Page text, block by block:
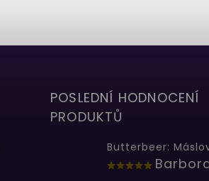
POSLEDNÍ HODNOCENÍ
PRODUKTŮ